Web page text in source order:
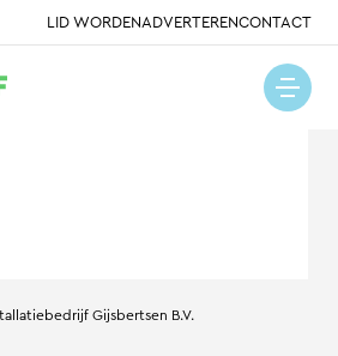
LID WORDENADVERTERENCONTACT
Gijsbertsen B.V.